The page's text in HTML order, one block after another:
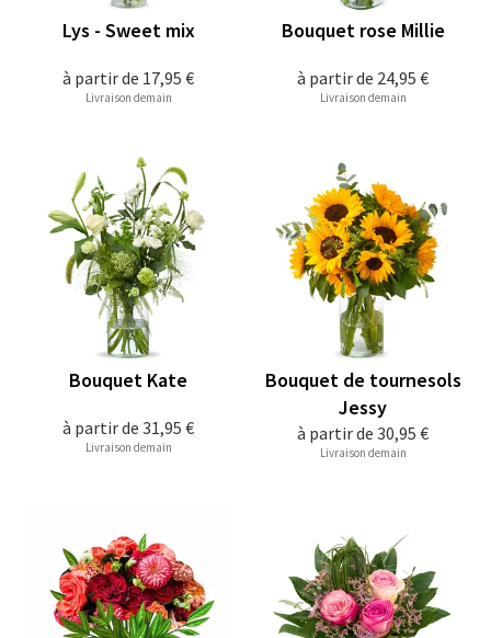
à partir de 17,95 €
Lys - Sweet mix
Livraison demain
à partir de 24,95 €
Bouquet rose Millie
Livraison demain
à partir de 31,95 €
Bouquet Kate
Livraison demain
à partir de 30,95 €
Bouquet de tournesols
Jessy
Livraison demain